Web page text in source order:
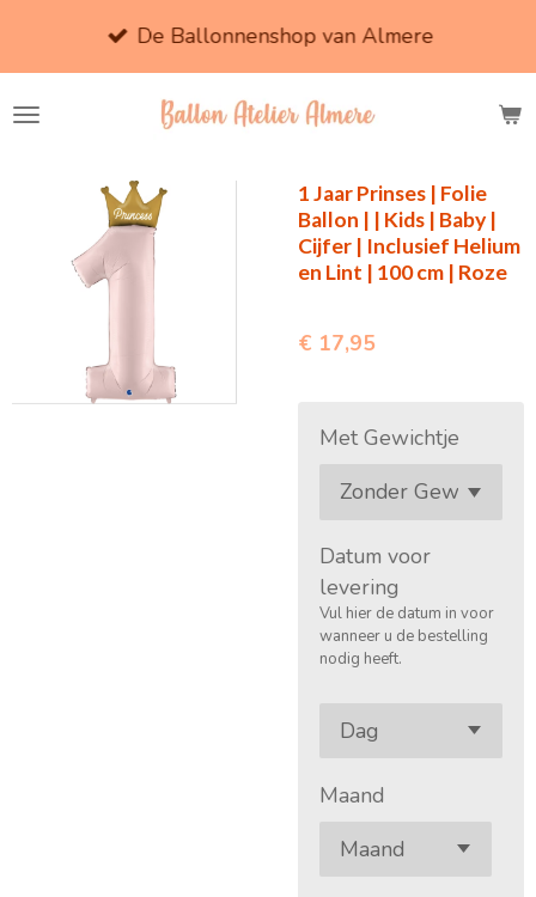
de
De Ballonnenshop van Almere
1 Jaar Prinses | Folie
Ballon | | Kids | Baby |
Cijfer | Inclusief Helium
en Lint | 100 cm | Roze
€ 17,95
Met Gewichtje
Datum voor
levering
Vul hier de datum in voor
wanneer u de bestelling
nodig heeft.
Maand